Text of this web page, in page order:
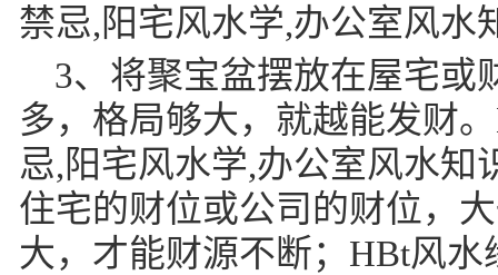
禁忌,阳宅风水学,办公室风水
3、将聚宝盆摆放在屋宅或
多，格局够大，就越能发财
忌,阳宅风水学,办公室风水知
住宅的财位或公司的财位，
大，才能财源不断；HBt风